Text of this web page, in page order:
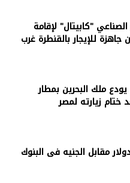
"كابيتال" لإقامة
جاهزة للإيجار بالقنطرة غرب
ملك البحرين بمطار
ختام زيارته لمصر
مقابل الجنيه فى البنوك